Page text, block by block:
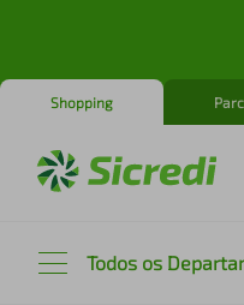
Shopping
Todos os